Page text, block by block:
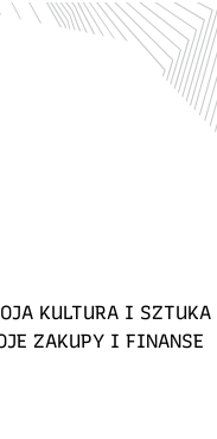
KULTURA I SZTUKA
ZAKUPY I FINANSE